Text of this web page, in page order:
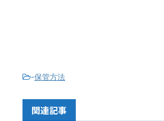
-保管方法
関連記事